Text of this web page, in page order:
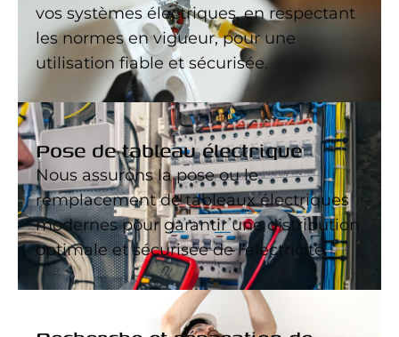
vos systèmes électriques, en respectant
les normes en vigueur, pour une
utilisation fiable et sécurisée.
Pose de tableau électrique
Nous assurons la pose ou le
remplacement de tableaux électriques
modernes pour garantir une distribution
optimale et sécurisée de l’électricité.